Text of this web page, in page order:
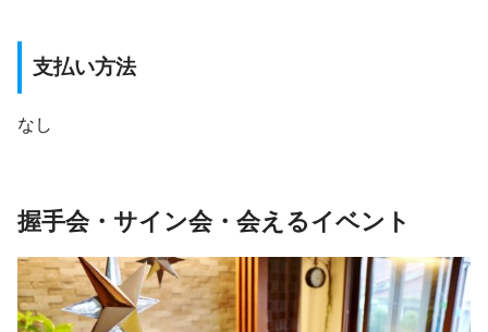
支払い方法
なし
握手会・サイン会・会えるイベント